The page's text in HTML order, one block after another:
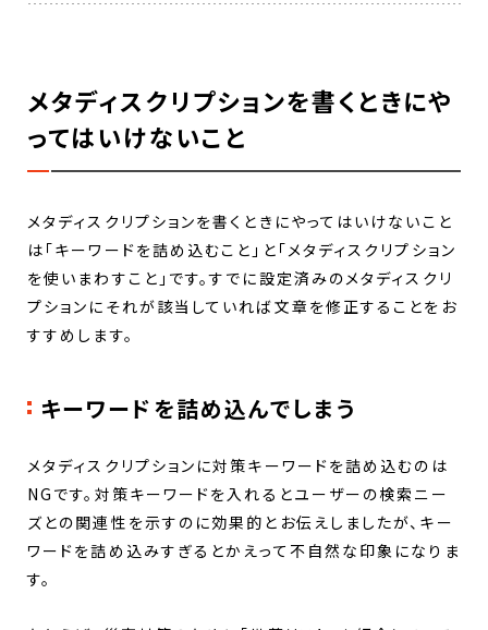
メタディスクリプションを書くときにや
ってはいけないこと
メタディスクリプションを書くときにやってはいけないこと
は「キーワードを詰め込むこと」と「メタディスクリプション
を使いまわすこと」です。すでに設定済みのメタディスクリ
プションにそれが該当していれば文章を修正することをお
すすめします。
キーワードを詰め込んでしまう
メタディスクリプションに対策キーワードを詰め込むのは
NGです。対策キーワードを入れるとユーザーの検索ニー
ズとの関連性を示すのに効果的とお伝えしましたが、キー
ワードを詰め込みすぎるとかえって不自然な印象になりま
す。